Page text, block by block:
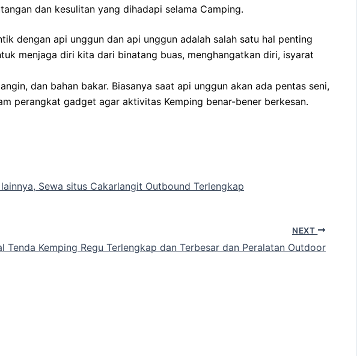
dan kesulitan yang dihadapi selama Camping.
dengan api unggun dan api unggun adalah salah satu hal penting
menjaga diri kita dari binatang buas, menghangatkan diri, isyarat
dan bahan bakar. Biasanya saat api unggun akan ada pentas seni,
perangkat gadget agar aktivitas Kemping benar-bener berkesan.
Sewa situs Cakarlangit Outbound Terlengkap
NEXT
Tenda Kemping Regu Terlengkap dan Terbesar dan Peralatan Outdoor